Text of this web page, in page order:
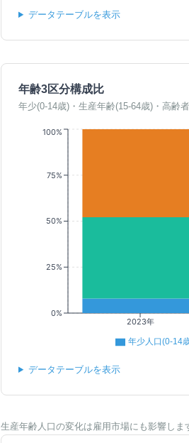
データテーブルを表示
年齢3区分構成比
年少(0-14歳)・生産年齢(15-64歳)・高齢
2023年
0%
25%
50%
75%
100%
年少人口(0-14
データテーブルを表示
生産年齢人口の変化は雇用市場にも影響し